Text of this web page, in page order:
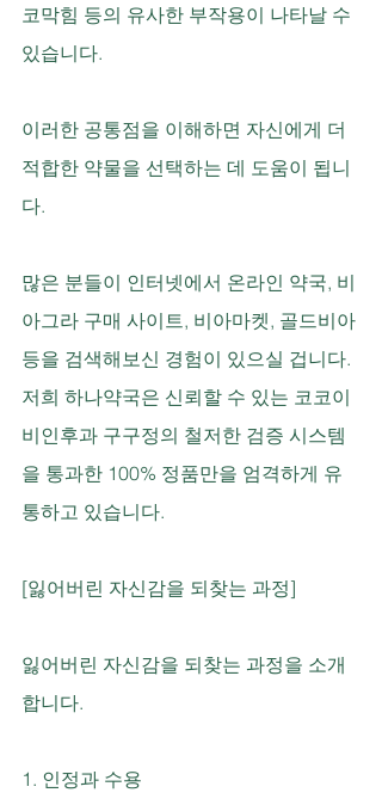
코막힘 등의 유사한 부작용이 나타날 수
있습니다.
이러한 공통점을 이해하면 자신에게 더
적합한 약물을 선택하는 데 도움이 됩니
다.
많은 분들이 인터넷에서 온라인 약국, 비
아그라 구매 사이트, 비아마켓, 골드비아
등을 검색해보신 경험이 있으실 겁니다.
저희 하나약국은 신뢰할 수 있는 코코이
비인후과 구구정의 철저한 검증 시스템
을 통과한 100% 정품만을 엄격하게 유
통하고 있습니다.
[잃어버린 자신감을 되찾는 과정]
잃어버린 자신감을 되찾는 과정을 소개
합니다.
1. 인정과 수용